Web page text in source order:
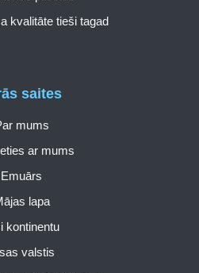
saites
mums
ar mums
Emuārs
lapa
kontinentu
valstis
kvalitāte tieši tagad